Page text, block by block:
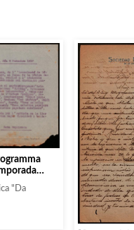
Aga
"Da